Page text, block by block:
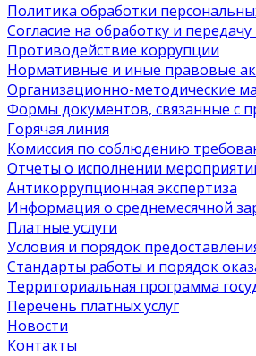
Политика обработки
Согласие на обработку и
Противодействие коррупции
Нормативные и иные правовые
Организационно-методические
Формы документов, связанные с
Горячая линия
Комиссия по соблюдению
Отчеты о исполнении
Антикоррупционная экспертиза
Информация о среднемесячной
Платные услуги
Условия и порядок
Стандарты работы и порядок
Территориальная программа
Перечень платных услуг
Новости
Контакты